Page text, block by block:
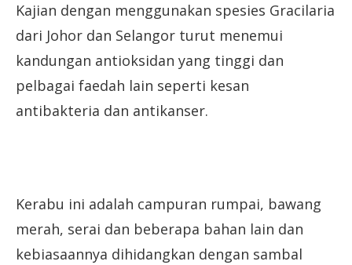
Kajian dengan menggunakan spesies Gracilaria
dari Johor dan Selangor turut menemui
kandungan antioksidan yang tinggi dan
pelbagai faedah lain seperti kesan
antibakteria dan antikanser.
Kerabu ini adalah campuran rumpai, bawang
merah, serai dan beberapa bahan lain dan
kebiasaannya dihidangkan dengan sambal